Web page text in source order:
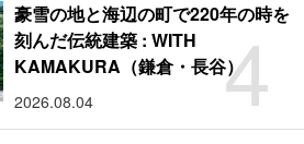
4
豪雪の地と海辺の町で220年の時を
刻んだ伝統建築 : WITH
KAMAKURA（鎌倉・長谷）
2026.08.04